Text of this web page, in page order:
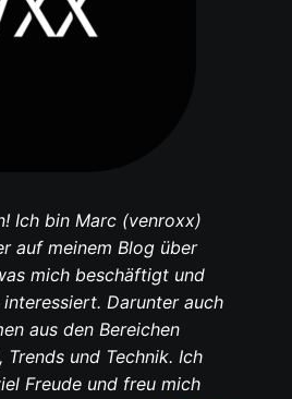
Ich bin Marc (venroxx)
auf meinem Blog über
mich beschäftigt und
Darunter auch
aus den Bereichen
Trends und Technik. Ich
Freude und freu mich